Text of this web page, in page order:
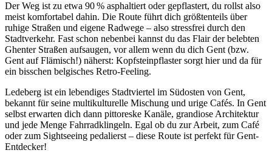
Der Weg ist zu etwa 90 % asphaltiert oder gepflastert, du rollst also
meist komfortabel dahin. Die Route führt dich größtenteils über
ruhige Straßen und eigene Radwege – also stressfrei durch den
Stadtverkehr. Fast schon nebenbei kannst du das Flair der bele­bten
Ghenter Straßen aufsaugen, vor allem wenn du dich Gent (bzw.
Gent auf Flämisch!) näherst: Kopfsteinpflaster sorgt hier und da für
ein bisschen belgisches Retro-Feeling.
Ledeberg ist ein lebendiges Stadtviertel im Südosten von Gent,
bekannt für seine multikulturelle Mischung und urige Cafés. In Gent
selbst erwarten dich dann pittoreske Kanäle, grandiose Architektur
und jede Menge Fahrradklingeln. Egal ob du zur Arbeit, zum Café
oder zum Sightseeing pedalierst – diese Route ist perfekt für Gent-
Entdecker!